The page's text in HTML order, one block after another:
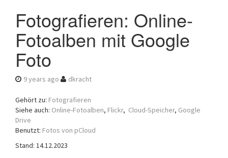
Fotografieren: Online-
Fotoalben mit Google
Foto
9 years ago dkracht
Gehört zu: Fotografieren
Siehe auch: Online-Fotoalben, Flickr, Cloud-Speicher, Google
Drive
Benutzt: Fotos von pCloud
Stand: 14.12.2023